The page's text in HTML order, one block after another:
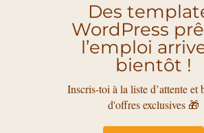
Des
WordPress
l’emploi
bientôt !
Inscris-toi à la liste d’attente et
d'offres exclusives 🎁